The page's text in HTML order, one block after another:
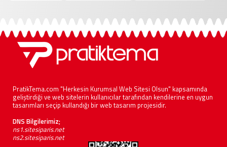
PratikTema.com "Herkesin Kurumsal Web Sitesi Olsun" kapsamında
geliştirdiği ve web sitelerin kullanıcılar tarafından kendilerine en uygun
tasarımları seçip kullandığı bir web tasarım projesidir.
DNS Bilgilerimiz;
ns1.sitesiparis.net
ns2.sitesiparis.net